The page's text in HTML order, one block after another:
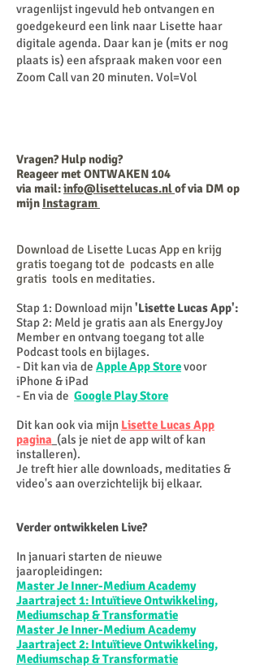
vragenlijst ingevuld heb ontvangen en
goedgekeurd een link naar Lisette haar
digitale agenda. Daar kan je (mits er nog
plaats is) een afspraak maken voor een
Zoom Call van 20 minuten. Vol=Vol
Vragen? Hulp nodig?
Reageer met ONTWAKEN 104
via mail:info@lisettelucas.nlof via DM op
mijn Instagram
Download de Lisette Lucas App en krijg
gratis toegang tot de podcasts en alle
gratis tools en meditaties.
Stap 1: Download mijn'Lisette Lucas App':
Stap 2: Meld je gratis aan als EnergyJoy
Member en ontvang toegang tot alle
Podcast tools en bijlages.
- Dit kan via de Apple App Storevoor
iPhone & iPad
- En via de Google Play Store
Dit kan ook via mijn Lisette Lucas App
pagina (als je niet de app wilt of kan
installeren).
Je treft hier alle downloads, meditaties &
video's aan overzichtelijk bij elkaar.
Verder ontwikkelen Live?
In januari starten de nieuwe
jaaropleidingen:
Master Je Inner-Medium Academy
Jaartraject 1: Intuïtieve Ontwikkeling,
Mediumschap & Transformatie
Master Je Inner-Medium Academy
Jaartraject 2: Intuïtieve Ontwikkeling,
Mediumschap & Transformatie